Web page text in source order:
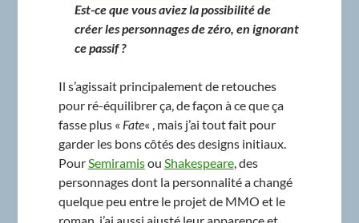
Est-ce que vous aviez la possibilité de
créer les personnages de zéro, en ignorant
ce passif ?
Il s’agissait principalement de retouches
pour ré-équilibrer ça, de façon à ce que ça
fasse plus « Fate« , mais j’ai tout fait pour
garder les bons côtés des designs initiaux.
Pour Semiramisou Shakespeare, des
personnages dont la personnalité a changé
quelque peu entre le projet de MMO et le
roman, j’ai aussi ajusté leur apparence et